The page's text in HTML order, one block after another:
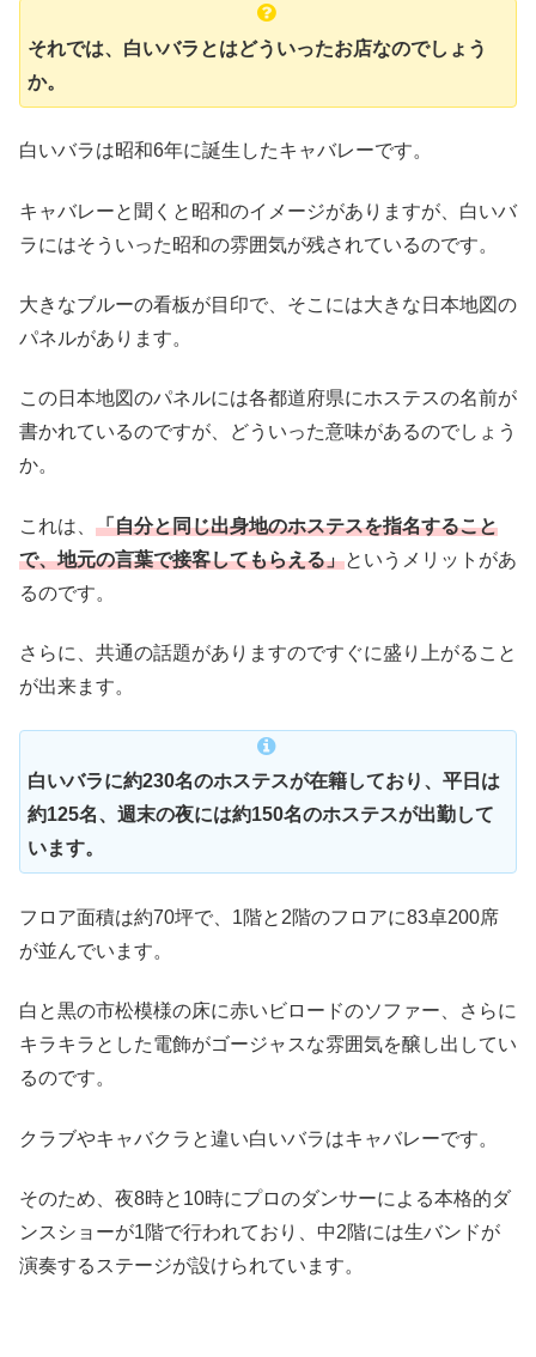
それでは、白いバラとはどういったお店なのでしょう
か。
白いバラは昭和6年に誕生したキャバレーです。
キャバレーと聞くと昭和のイメージがありますが、白いバ
ラにはそういった昭和の雰囲気が残されているのです。
大きなブルーの看板が目印で、そこには大きな日本地図の
パネルがあります。
この日本地図のパネルには各都道府県にホステスの名前が
書かれているのですが、どういった意味があるのでしょう
か。
これは、 「自分と同じ出身地のホステスを指名すること
で、地元の言葉で接客してもらえる」というメリットがあ
るのです。
さらに、共通の話題がありますのですぐに盛り上がること
が出来ます。
白いバラに約230名のホステスが在籍しており、平日は
約125名、週末の夜には約150名のホステスが出勤して
います。
フロア面積は約70坪で、1階と2階のフロアに83卓200席
が並んでいます。
白と黒の市松模様の床に赤いビロードのソファー、さらに
キラキラとした電飾がゴージャスな雰囲気を醸し出してい
るのです。
クラブやキャバクラと違い白いバラはキャバレーです。
そのため、夜8時と10時にプロのダンサーによる本格的ダ
ンスショーが1階で行われており、中2階には生バンドが
演奏するステージが設けられています。